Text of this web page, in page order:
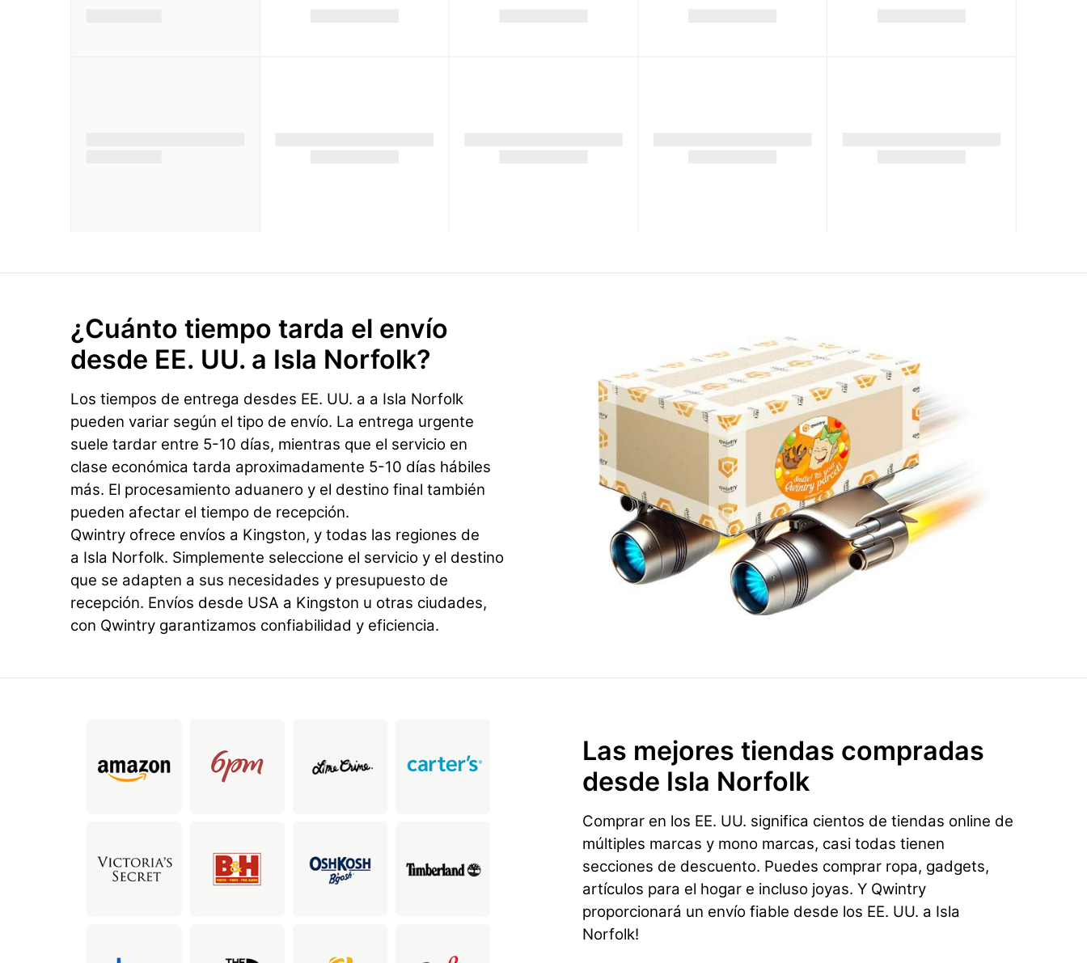
¿Cuánto tiempo tarda el envío
desde EE. UU. a Isla Norfolk?
Los tiempos de entrega desdes EE. UU. a a Isla Norfolk
pueden variar según el tipo de envío. La entrega urgente
suele tardar entre 5-10 días, mientras que el servicio en
clase económica tarda aproximadamente 5-10 días hábiles
más. El procesamiento aduanero y el destino final también
pueden afectar el tiempo de recepción.
Qwintry ofrece envíos a Kingston, y todas las regiones de
a Isla Norfolk. Simplemente seleccione el servicio y el destino
que se adapten a sus necesidades y presupuesto de
recepción. Envíos desde USA a Kingston u otras ciudades,
con Qwintry garantizamos confiabilidad y eficiencia.
Las mejores tiendas compradas
desde Isla Norfolk
Comprar en los EE. UU. significa cientos de tiendas online de
múltiples marcas y mono marcas, casi todas tienen
secciones de descuento. Puedes comprar ropa, gadgets,
artículos para el hogar e incluso joyas. Y Qwintry
proporcionará un envío fiable desde los EE. UU. a Isla
Norfolk!